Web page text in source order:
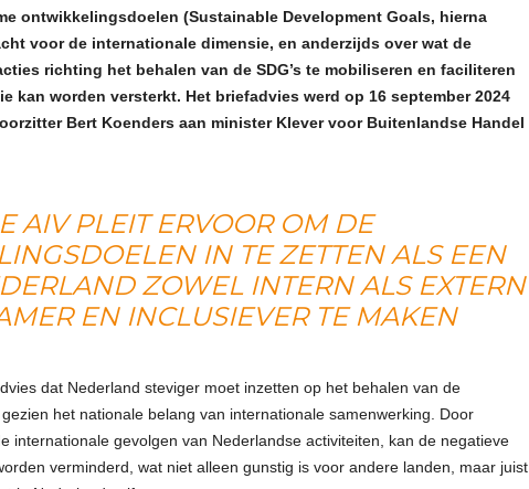
A
i
e
r
a
ontwikkelingsdoelen (Sustainable Development Goals, hierna
voor de internationale dimensie, en anderzijds over wat de
richting het behalen van de SDG’s te mobiliseren en faciliteren
kan worden versterkt. Het briefadvies werd op 16 september 2024
Bert Koenders aan minister Klever voor Buitenlandse Handel
AIV PLEIT ERVOOR OM DE
IN TE ZETTEN ALS EEN
ZOWEL INTERN ALS EXTERN
EN INCLUSIEVER TE MAKEN
dat Nederland steviger moet inzetten op het behalen van de
het nationale belang van internationale samenwerking. Door
internationale gevolgen van Nederlandse activiteiten, kan de negatieve
verminderd, wat niet alleen gunstig is voor andere landen, maar juist